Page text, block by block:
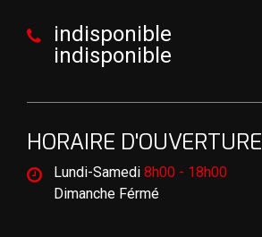
indisponible
indisponible
HORAIRE D'OUVERTURE
Lundi-Samedi 8h00 - 18h00
Dimanche Férmé